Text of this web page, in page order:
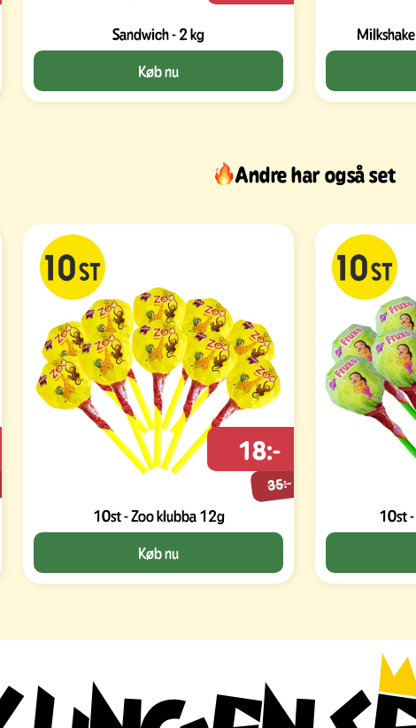
Sandwich - 2 kg
Køb nu
Andre har også set
10st - Zoo klubba 12g
35:-
18:-
Køb nu
10st